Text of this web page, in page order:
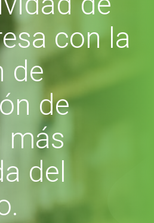
con la
de
de
más
del